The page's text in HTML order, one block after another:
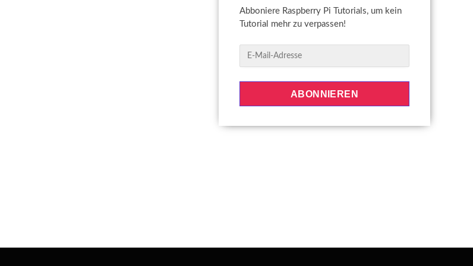
Abboniere Raspberry Pi Tutorials, um kein
Tutorial mehr zu verpassen!
-
ABONNIEREN